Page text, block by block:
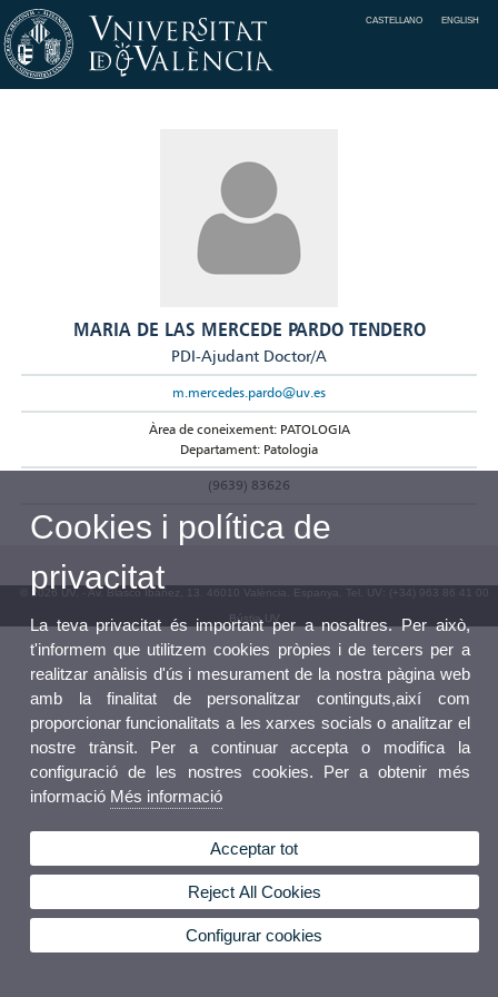
CASTELLANO ENGLISH
MARIA DE LAS MERCEDE PARDO TENDERO
PDI-Ajudant Doctor/A
m.mercedes.pardo@uv.es
Àrea de coneixement: PATOLOGIA
Departament: Patologia
(9639) 83626
© 2026 UV. - Av. Blasco Ibáñez, 13. 46010 València. Espanya. Tel. UV: (+34) 963 86 41 00
Bústia UV
Cookies i política de
privacitat
La teva privacitat és important per a nosaltres. Per això,
t'informem que utilitzem cookies pròpies i de tercers per a
realitzar anàlisis d'ús i mesurament de la nostra pàgina web
amb la finalitat de personalitzar continguts,així com
proporcionar funcionalitats a les xarxes socials o analitzar el
nostre trànsit. Per a continuar accepta o modifica la
configuració de les nostres cookies. Per a obtenir més
informació Més informació
Acceptar tot
Reject All Cookies
Configurar cookies